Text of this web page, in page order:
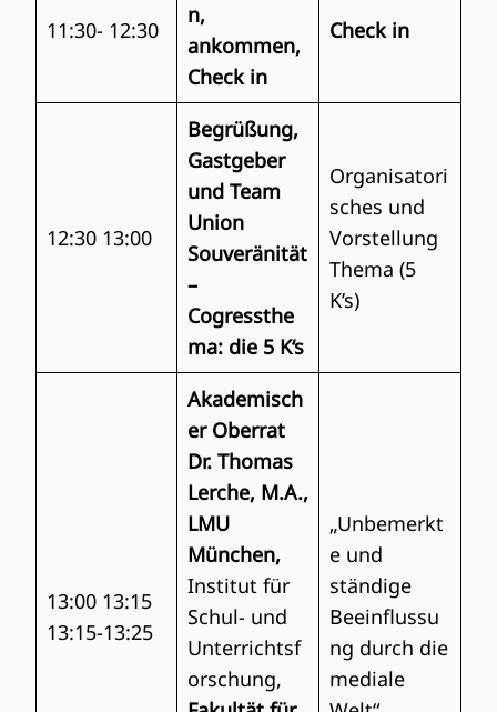
11:30- 12:30
n,
ankommen,
Check in
Check in
12:30 13:00
Begrüßung,
Gastgeber
und Team
Union
Souveränität
–
Cogressthe
ma: die 5 K‘s
Organisatori
sches und
Vorstellung
Thema (5
K’s)
13:00 13:15
13:15-13:25
Akademisch
er Oberrat
Dr. Thomas
Lerche, M.A.,
LMU
München,
Institut für
Schul- und
Unterrichtsf
orschung,
„Unbemerkt
e und
ständige
Beeinflussu
ng durch die
mediale